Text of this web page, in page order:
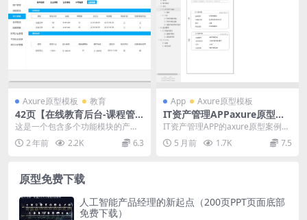
Axure原型模板 教育
42页【在线教育后台-课程管
理】产品原型axure rp源文件
下载_Axurehub原型资源网
这是一个包含多个功能模块的产品
原型案例模板站，共有42个目录数
量，主要包括用户管...
2 年前 2.2K 6.3
App Axure原型模板
IT资产管理APPaxure原型案
例模板源文件下载
IT资产管理APP的axure原型案例模
板站，共包含18个目录。其中包
括：登录、...
5 月前 1.7K 7.5
原型免费下载
人工智能产品经理的新起点（200页PPT页面底部
免费下载）